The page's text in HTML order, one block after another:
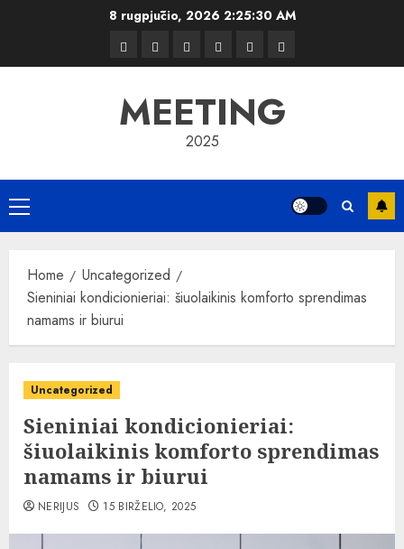
8 rugpjūčio, 20262:25:31 AM
KelionėsKiemasKelionėsTransportas
GrožisVerslas
MEETING
2025
Primary
Menu
Home
Uncategorized
Sieniniai kondicionieriai: šiuolaikinis komforto sprendimas
namams ir biurui
Uncategorized
Sieniniai kondicionieriai:
šiuolaikinis komforto sprendimas
namams ir biurui
NERIJUS 15 BIRŽELIO, 2025